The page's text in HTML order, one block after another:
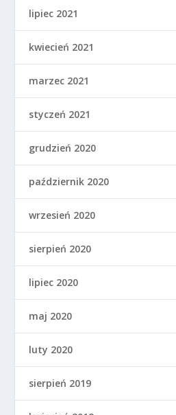
lipiec 2021
kwiecień 2021
marzec 2021
styczeń 2021
grudzień 2020
październik 2020
wrzesień 2020
sierpień 2020
lipiec 2020
maj 2020
luty 2020
sierpień 2019